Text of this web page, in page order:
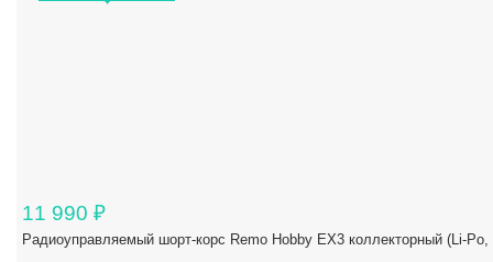
11 990 ₽
Радиоуправляемый шорт-корс Remo Hobby EX3 коллекторный (Li-